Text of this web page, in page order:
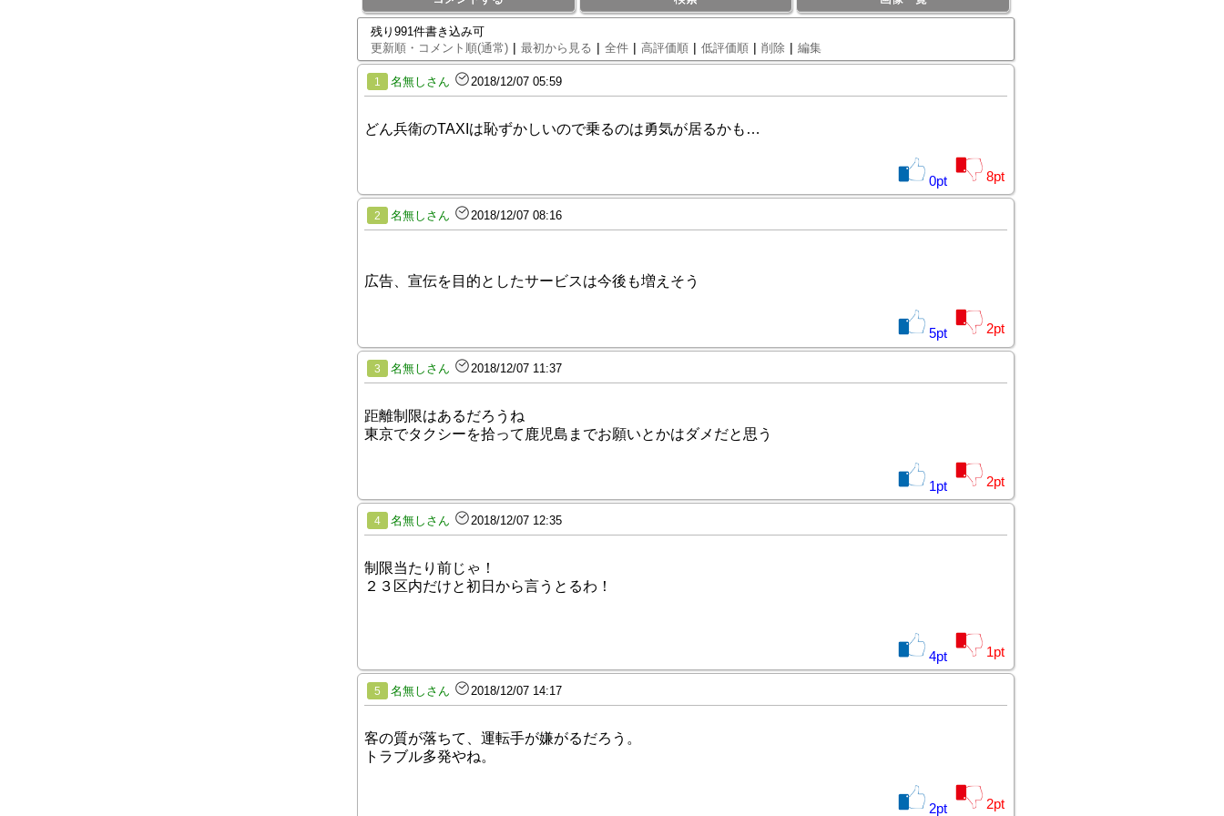
残り991件書き込み可
更新順・コメント順(通常) | 最初から見る | 全件 | 高評価順 | 低評価順 | 削除 | 編集
1 名無しさん 2018/12/07 05:59
どん兵衛のTAXIは恥ずかしいので乗るのは勇気が居るかも…
0pt 8pt
2 名無しさん 2018/12/07 08:16
広告、宣伝を目的としたサービスは今後も増えそう
5pt 2pt
3 名無しさん 2018/12/07 11:37
距離制限はあるだろうね
東京でタクシーを拾って鹿児島までお願いとかはダメだと思う
1pt 2pt
4 名無しさん 2018/12/07 12:35
制限当たり前じゃ！
２３区内だけと初日から言うとるわ！
4pt 1pt
5 名無しさん 2018/12/07 14:17
客の質が落ちて、運転手が嫌がるだろう。
トラブル多発やね。
2pt 2pt